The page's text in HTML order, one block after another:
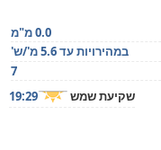
0.0 מ"מ
במהירויות עד 5.6 מ'/ש'
7
שקיעת שמש 19:29